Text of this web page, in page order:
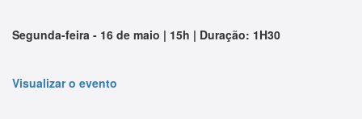
Segunda-feira - 16 de maio | 15h | Duração: 1H30
Visualizar o evento